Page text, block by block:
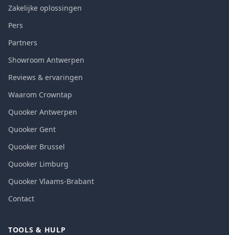
Zakelijke oplossingen
Pers
Partners
Showroom Antwerpen
Reviews & ervaringen
Waarom Crowntap
Quooker Antwerpen
Quooker Gent
Quooker Brussel
Quooker Limburg
Quooker Vlaams-Brabant
Contact
TOOLS & HULP